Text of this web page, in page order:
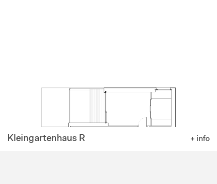
Kleingartenhaus R + info